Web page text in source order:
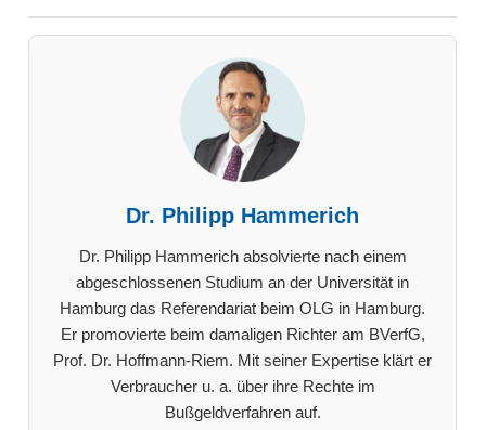
Dr. Philipp Hammerich
Dr. Philipp Hammerich absolvierte nach einem
abgeschlossenen Studium an der Universität in
Hamburg das Referendariat beim OLG in Hamburg.
Er promovierte beim damaligen Richter am BVerfG,
Prof. Dr. Hoffmann-Riem. Mit seiner Expertise klärt er
Verbraucher u. a. über ihre Rechte im
Bußgeldverfahren auf.